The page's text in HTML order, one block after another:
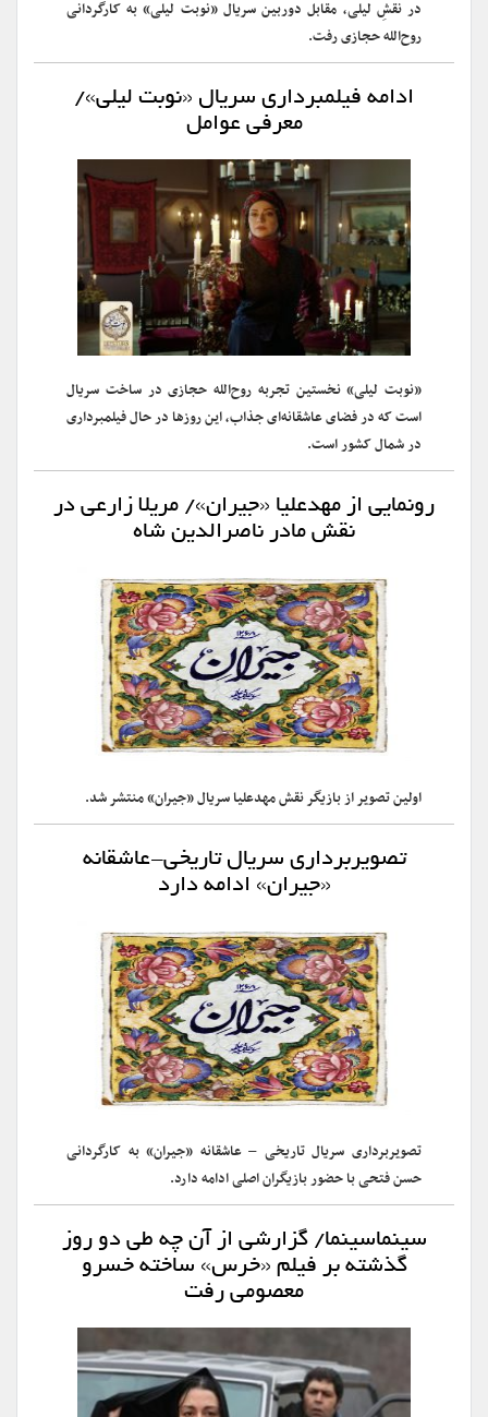
در نقشِ لیلی، مقابل دوربین سریال «نوبت لیلی» به کارگردانی
روح‌الله حجازی رفت.
ادامه فیلمبرداری سریال «نوبت لیلی»/
معرفی عوامل
«نوبت ‌لیلی» نخستین تجربه روح‌الله حجازی در ساخت سریال
است که در فضای عاشقانه‌ای جذاب، این ر‌وزها در حال فیلمبرداری
در شمال کشور است.
رونمایی از مهدعلیا «جیران»/ مریلا زارعی در
نقش مادر ناصرالدین شاه
اولین تصویر از بازیگر نقش مهدعلیا سریال «جیران» منتشر شد.
تصویربرداری سریال تاریخی-عاشقانه
«جیران» ادامه دارد
تصویربرداری سریال تاریخی – عاشقانه «جیران» به کارگردانی
حسن فتحی با حضور بازیگران اصلی ادامه دارد.
سینماسینما/ گزارشی از آن چه طی دو روز
گذشته بر فیلم «خرس» ساخته خسرو
معصومی رفت